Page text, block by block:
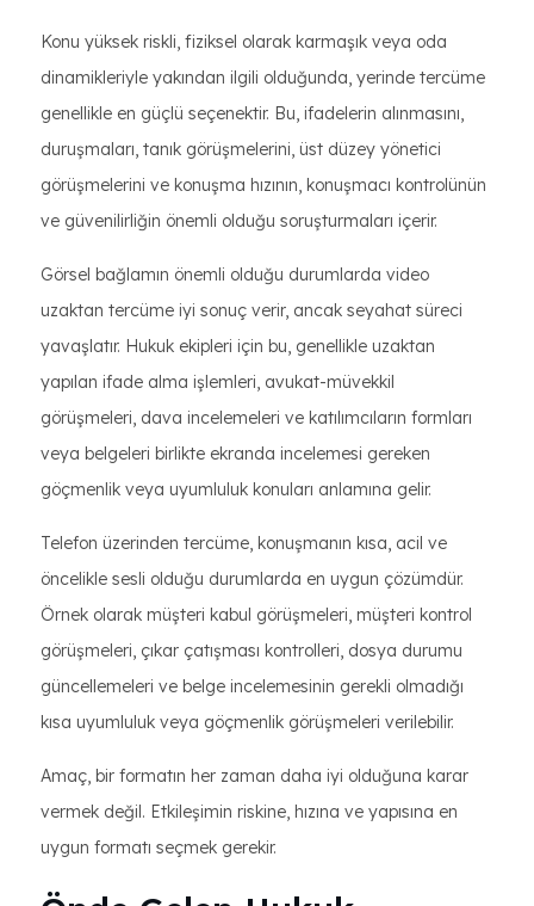
Konu yüksek riskli, fiziksel olarak karmaşık veya oda
dinamikleriyle yakından ilgili olduğunda, yerinde tercüme
genellikle en güçlü seçenektir. Bu, ifadelerin alınmasını,
duruşmaları, tanık görüşmelerini, üst düzey yönetici
görüşmelerini ve konuşma hızının, konuşmacı kontrolünün
ve güvenilirliğin önemli olduğu soruşturmaları içerir.
Görsel bağlamın önemli olduğu durumlarda video
uzaktan tercüme iyi sonuç verir, ancak seyahat süreci
yavaşlatır. Hukuk ekipleri için bu, genellikle uzaktan
yapılan ifade alma işlemleri, avukat-müvekkil
görüşmeleri, dava incelemeleri ve katılımcıların formları
veya belgeleri birlikte ekranda incelemesi gereken
göçmenlik veya uyumluluk konuları anlamına gelir.
Telefon üzerinden tercüme, konuşmanın kısa, acil ve
öncelikle sesli olduğu durumlarda en uygun çözümdür.
Örnek olarak müşteri kabul görüşmeleri, müşteri kontrol
görüşmeleri, çıkar çatışması kontrolleri, dosya durumu
güncellemeleri ve belge incelemesinin gerekli olmadığı
kısa uyumluluk veya göçmenlik görüşmeleri verilebilir.
Amaç, bir formatın her zaman daha iyi olduğuna karar
vermek değil. Etkileşimin riskine, hızına ve yapısına en
uygun formatı seçmek gerekir.